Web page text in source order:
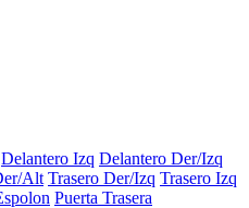
Delantero Izq Delantero Der/Izq
Alt Trasero Der/Izq Trasero Izq
Puerta Trasera